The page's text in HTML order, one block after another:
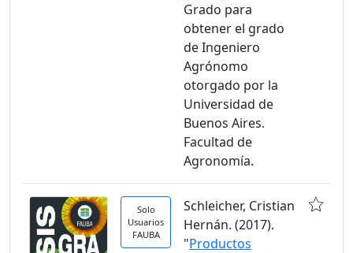
Grado para
obtener el grado
de Ingeniero
Agrónomo
otorgado por la
Universidad de
Buenos Aires.
Facultad de
Agronomía.
Solo
Usuarios
FAUBA
Schleicher, Cristian
Hernán. (2017).
"Productos